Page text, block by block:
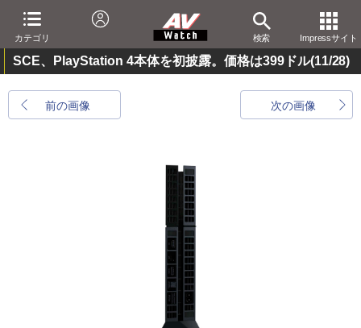
カテゴリ 検索 Impressサイト
SCE、PlayStation 4本体を初披露。価格は399ドル(11/28)
前の画像 次の画像